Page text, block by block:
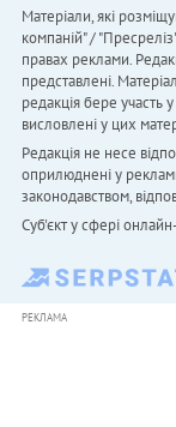
Матеріали, які
компаній" /
правах реклами.
представлені.
редакція бере участь
висловлені у цих
Редакція не несе
оприлюднені у
законодавством,
Cуб'єкт у сфері
РЕКЛАМА